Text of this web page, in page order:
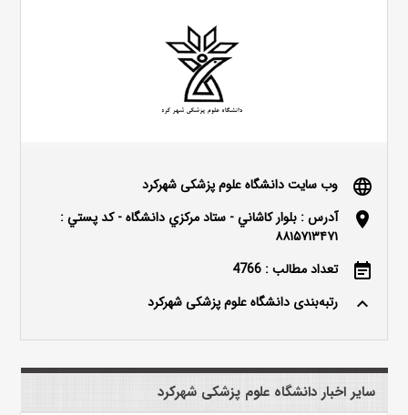
language وب سایت دانشگاه علوم پزشکی شهرکرد
location_on
آدرس : بلوار كاشاني - ستاد مركزي دانشگاه - كد پستي :
۸۸۱۵۷۱۳۴۷۱
event_note تعداد مطالب : 4766
keyboard_arrow_up رتبه‌بندی دانشگاه علوم پزشکی شهرکرد
سایر اخبار دانشگاه علوم پزشکی شهرکرد